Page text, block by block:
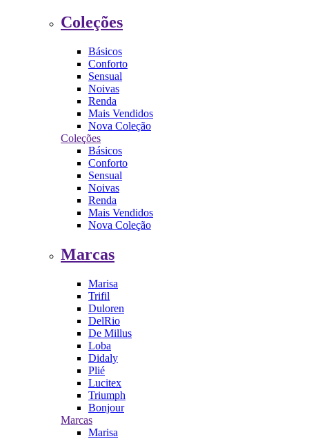
Coleções
Básicos
Conforto
Sensual
Noivas
Renda
Mais Vendidos
Nova Coleção
Coleções
Básicos
Conforto
Sensual
Noivas
Renda
Mais Vendidos
Nova Coleção
Marcas
Marisa
Trifil
Duloren
DelRio
De Millus
Loba
Didaly
Plié
Lucitex
Triumph
Bonjour
Marcas
Marisa